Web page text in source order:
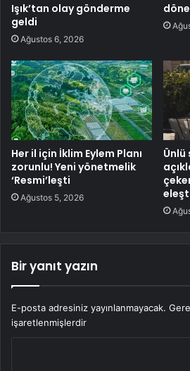
Işık’tan olay gönderme
geldi
Ağustos 6, 2026
Her il için İklim Eylem Planı
zorunlu! Yeni yönetmelik
‘Resmi’leşti
Ağustos 5, 2026
Bir yanıt yazın
E-posta adresiniz yayınlanmayacak.
işaretlenmişlerdir